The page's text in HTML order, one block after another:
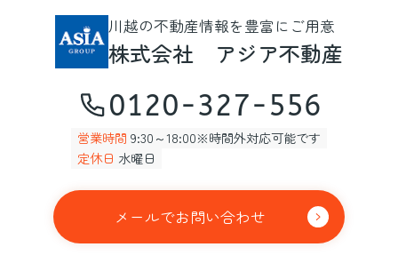
川越の不動産情報を豊富にご用意
株式会社 アジア不動産
0120-327-556
営業時間 9:30～18:00※時間外対応可能です
定休日 水曜日
メールでお問い合わせ